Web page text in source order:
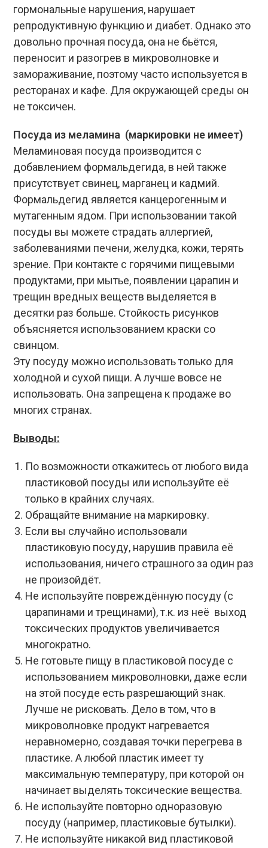
гормональные нарушения, нарушает
репродуктивную функцию и диабет. Однако это
довольно прочная посуда, она не бьётся,
переносит и разогрев в микроволновке и
замораживание, поэтому часто используется в
ресторанах и кафе. Для окружающей среды он
не токсичен.
Посуда из меламина (маркировки не имеет)
Меламиновая посуда производится с
добавлением формальдегида, в ней также
присутствует свинец, марганец и кадмий.
Формальдегид является канцерогенным и
мутагенным ядом. При использовании такой
посуды вы можете страдать аллергией,
заболеваниями печени, желудка, кожи, терять
зрение. При контакте с горячими пищевыми
продуктами, при мытье, появлении царапин и
трещин вредных веществ выделяется в
десятки раз больше. Стойкость рисунков
объясняется использованием краски со
свинцом.
Эту посуду можно использовать только для
холодной и сухой пищи. А лучше вовсе не
использовать. Она запрещена к продаже во
многих странах.
Выводы:
По возможности откажитесь от любого вида
пластиковой посуды или используйте её
только в крайних случаях.
Обращайте внимание на маркировку.
Если вы случайно использовали
пластиковую посуду, нарушив правила её
использования, ничего страшного за один раз
не произойдёт.
Не используйте повреждённую посуду (с
царапинами и трещинами), т.к. из неё выход
токсических продуктов увеличивается
многократно.
Не готовьте пищу в пластиковой посуде с
использованием микроволновки, даже если
на этой посуде есть разрешающий знак.
Лучше не рисковать. Дело в том, что в
микроволновке продукт нагревается
неравномерно, создавая точки перегрева в
пластике. А любой пластик имеет ту
максимальную температуру, при которой он
начинает выделять токсические вещества.
Не используйте повторно одноразовую
посуду (например, пластиковые бутылки).
Не используйте никакой вид пластиковой